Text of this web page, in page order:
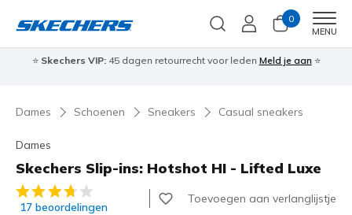
0
MENU
⭐ Skechers VIP:45 dagen retourrecht voor leden Meld je aan⭐
Dames Schoenen Sneakers Casual sneakers
Dames
Skechers Slip-ins: Hotshot HI - Lifted Luxe
3,1 van de 5 klantbeoordelingen
17 beoordelingen
Toevoegen aan verlanglijstje